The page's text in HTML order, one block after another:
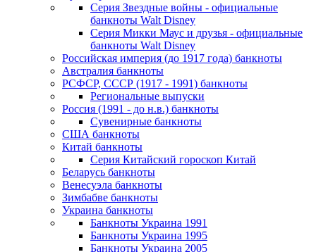
Серия Звездные войны - официальные
банкноты Walt Disney
Серия Микки Маус и друзья - официальные
банкноты Walt Disney
Российская империя (до 1917 года) банкноты
Австралия банкноты
РСФСР, СССР (1917 - 1991) банкноты
Региональные выпуски
Россия (1991 - до н.в.) банкноты
Сувенирные банкноты
США банкноты
Китай банкноты
Серия Китайский гороскоп Китай
Беларусь банкноты
Венесуэла банкноты
Зимбабве банкноты
Украина банкноты
Банкноты Украина 1991
Банкноты Украина 1995
Банкноты Украина 2005